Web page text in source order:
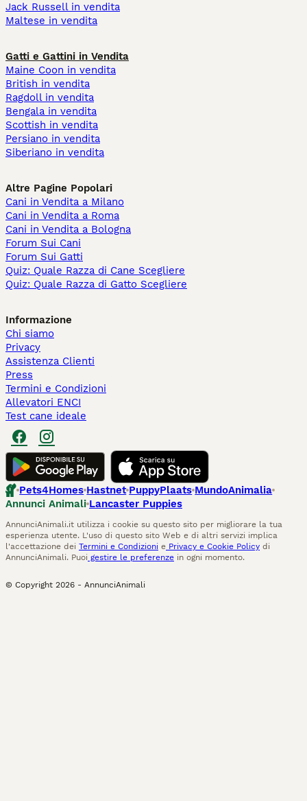
Jack Russell in vendita
Maltese in vendita
Gatti e Gattini in Vendita
Maine Coon in vendita
British in vendita
Ragdoll in vendita
Bengala in vendita
Scottish in vendita
Persiano in vendita
Siberiano in vendita
Altre Pagine Popolari
Cani in Vendita a Milano
Cani in Vendita a Roma
Cani in Vendita a Bologna
Forum Sui Cani
Forum Sui Gatti
Quiz: Quale Razza di Cane Scegliere
Quiz: Quale Razza di Gatto Scegliere
Informazione
Chi siamo
Privacy
Assistenza Clienti
Press
Termini e Condizioni
Allevatori ENCI
Test cane ideale
Pets4Homes Hastnet PuppyPlaats MundoAnimalia
Annunci Animali Lancaster Puppies
AnnunciAnimali.it utilizza i cookie su questo sito per migliorare la tua
esperienza utente. L'uso di questo sito Web e di altri servizi implica
l'accettazione dei Termini e Condizioni e Privacy e Cookie Policy di
AnnunciAnimali. Puoi gestire le preferenze in ogni momento.
© Copyright 2026 - AnnunciAnimali